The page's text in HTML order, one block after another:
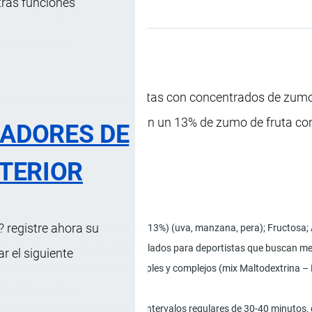
DE
registre ahora su
el siguiente
de carbono para deportistas con concentrados de
vegano, elaborado con un 13% de zumo de fruta
a naranja.
Zumo de frutas concentrado (13%) (uva, manzana, pera);
están especialmente desarrollados para deportistas que buscan
vitamina B6 y carbohidratos simples y complejos (mix
1 sobre según necesidad en intervalos regulares de 30-40